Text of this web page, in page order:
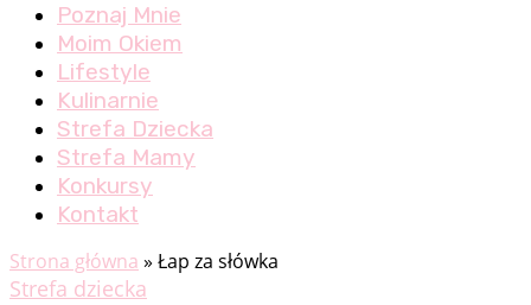
Poznaj Mnie
Moim Okiem
Lifestyle
Kulinarnie
Strefa Dziecka
Strefa Mamy
Konkursy
Kontakt
Strona główna » Łap za słówka
Strefa dziecka